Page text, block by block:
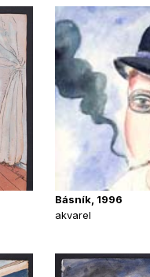
Básník, 1996
akvarel